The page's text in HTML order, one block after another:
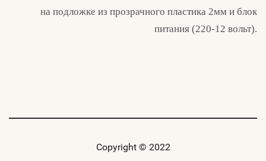
на подложке из прозрачного пластика 2мм и блок
питания (220-12 вольт).
Copyright © 2022